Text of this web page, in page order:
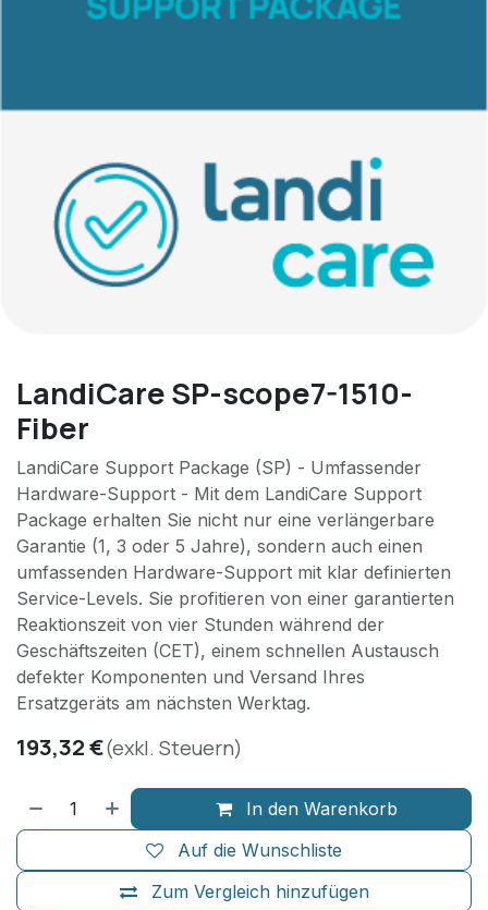
LandiCare SP-scope7-1510-
Fiber
LandiCare Support Package (SP) - Umfassender
Hardware-Support - Mit dem LandiCare Support
Package erhalten Sie nicht nur eine verlängerbare
Garantie (1, 3 oder 5 Jahre), sondern auch einen
umfassenden Hardware-Support mit klar definierten
Service-Levels. Sie profitieren von einer garantierten
Reaktionszeit von vier Stunden während der
Geschäftszeiten (CET), einem schnellen Austausch
defekter Komponenten und Versand Ihres
Ersatzgeräts am nächsten Werktag.
193,32€(exkl. Steuern)
In den Warenkorb
Zum Vergleich hinzufügen
Auf die Wunschliste